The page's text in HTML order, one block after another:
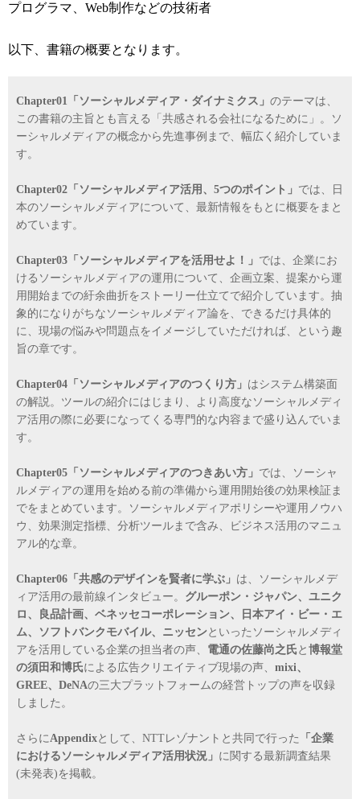
プログラマ、Web制作などの技術者
以下、書籍の概要となります。
Chapter01 「ソーシャルメディア・ダイナミクス」 のテーマは、
この書籍の主旨とも言える「共感される会社になるために」。ソ
ーシャルメディアの概念から先進事例まで、幅広く紹介していま
す。
Chapter02「ソーシャルメディア活用、5つのポイント」 では、日
本のソーシャルメディアについて、最新情報をもとに概要をまと
めています。
Chapter03「ソーシャルメディアを活用せよ！」 では、企業にお
けるソーシャルメディアの運用について、企画立案、提案から運
用開始までの紆余曲折をストーリー仕立てで紹介しています。抽
象的になりがちなソーシャルメディア論を、できるだけ具体的
に、現場の悩みや問題点をイメージしていただければ、という趣
旨の章です。
Chapter04「ソーシャルメディアのつくり方」 はシステム構築面
の解説。ツールの紹介にはじまり、より高度なソーシャルメディ
ア活用の際に必要になってくる専門的な内容まで盛り込んでいま
す。
Chapter05「ソーシャルメディアのつきあい方」 では、ソーシャ
ルメディアの運用を始める前の準備から運用開始後の効果検証ま
でをまとめています。ソーシャルメディアポリシーや運用ノウハ
ウ、効果測定指標、分析ツールまで含み、ビジネス活用のマニュ
アル的な章。
Chapter06「共感のデザインを賢者に学ぶ」 は、ソーシャルメデ
ィア活用の最前線インタビュー。 グルーポン・ジャパン、ユニク
ロ、良品計画、ベネッセコーポレーション、日本アイ・ビー・エ
ム、ソフトバンクモバイル、ニッセン といったソーシャルメディ
アを活用している企業の担当者の声、 電通の佐藤尚之氏 と 博報堂
の須田和博氏による広告クリエイティブ現場の声、 mixi、
GREE、DeNAの三大プラットフォームの経営トップの声を収録
しました。
さらにAppendixとして、NTTレゾナントと共同で行った
「企業
におけるソーシャルメディア活用状況」 に関する最新調査結果
(未発表)を掲載。